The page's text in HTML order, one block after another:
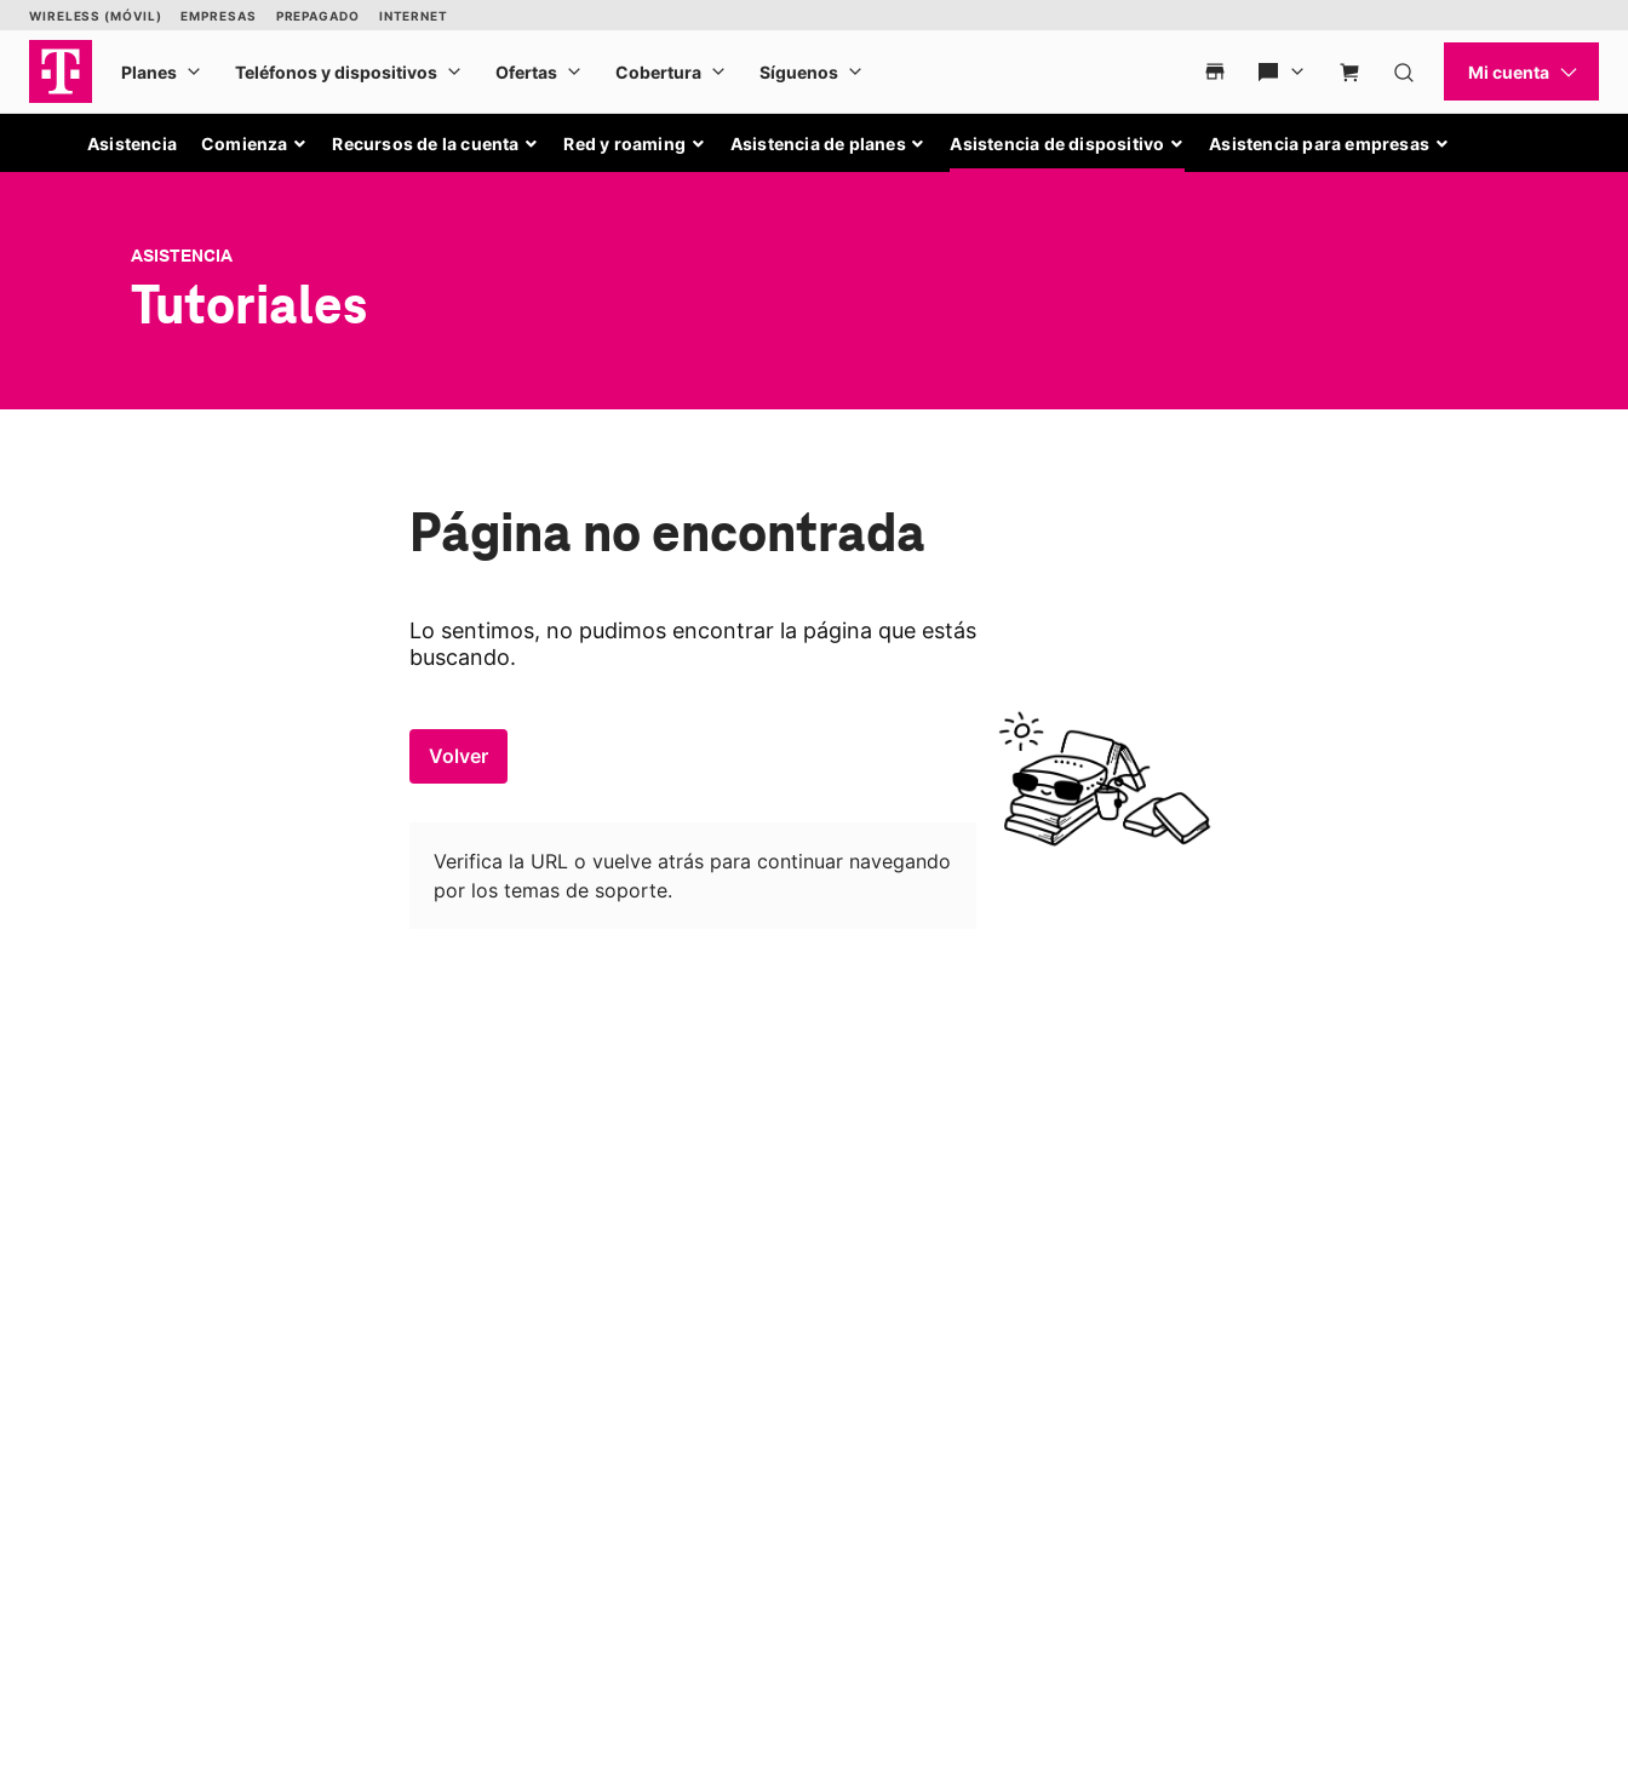
Asistencia Comienza Recursos de la cuenta Red y roaming Asistencia de planes Asistencia de dispositivo Asistencia para empresas
ASISTENCIA
Tutoriales